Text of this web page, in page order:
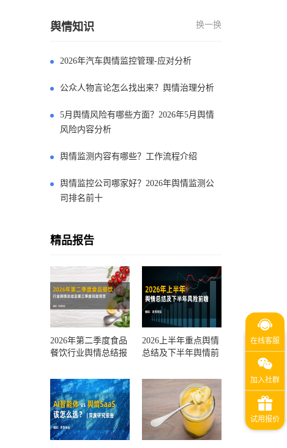
舆情知识 换一换
2026年汽车舆情监控管理-应对分析
公众人物言论怎么找出来？舆情治理分析
5月舆情风险有哪些方面？2026年5月舆情
风险内容分析
舆情监测内容有哪些？工作流程介绍
舆情监控公司哪家好？2026年舆情监测公
司排名前十
精品报告
2026年第二季度食品
餐饮行业舆情总结报
测
2026上半年重点舆情
总结及下半年舆情前